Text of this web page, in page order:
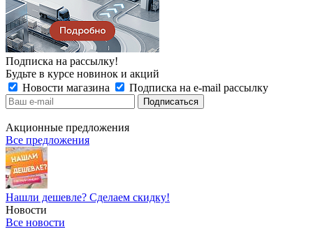
Подписка на рассылку!
Будьте в курсе новинок и акций
Новости магазина
Подписка на e-mail рассылку
Акционные предложения
Все предложения
Нашли дешевле? Сделаем скидку!
Новости
Все новости